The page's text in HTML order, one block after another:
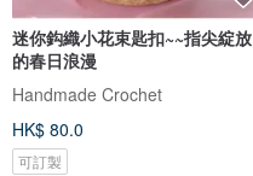
迷你鈎織小花束匙扣~~指尖綻放
的春日浪漫
Handmade Crochet
HK$ 80.0
可訂製